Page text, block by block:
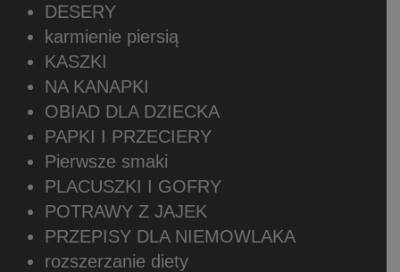
DESERY
karmienie piersią
KASZKI
NA KANAPKI
OBIAD DLA DZIECKA
PAPKI I PRZECIERY
Pierwsze smaki
PLACUSZKI I GOFRY
POTRAWY Z JAJEK
PRZEPISY DLA NIEMOWLAKA
rozszerzanie diety